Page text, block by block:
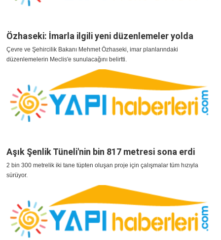
Özhaseki: İmarla ilgili yeni düzenlemeler yolda
Çevre ve Şehircilik Bakanı Mehmet Özhaseki, imar planlarındaki
düzenlemelerin Meclis'e sunulacağını belirtti.
Aşık Şenlik Tüneli'nin bin 817 metresi sona erdi
2 bin 300 metrelik iki tane tüpten oluşan proje için çalışmalar tüm hızıyla
sürüyor.